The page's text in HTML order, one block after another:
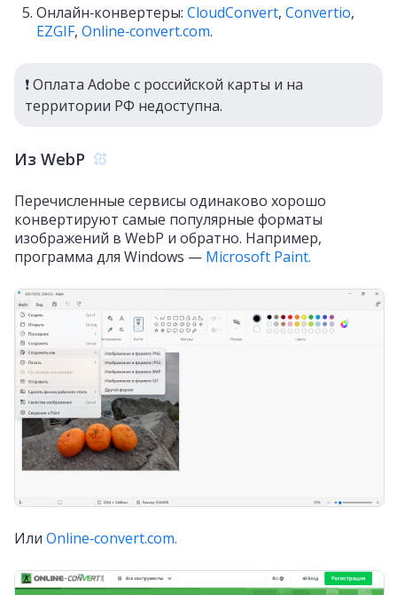
Онлайн‑конвертеры: CloudConvert, Convertio,
EZGIF, Online‑convert.com.
❗️ Оплата Adobe с российской карты и на
территории РФ недоступна.
Из WebP
Перечисленные сервисы одинаково хорошо
конвертируют самые популярные форматы
изображений в WebP и обратно. Например,
программа для Windows — Microsoft Paint.
Или Online‑convert.com.